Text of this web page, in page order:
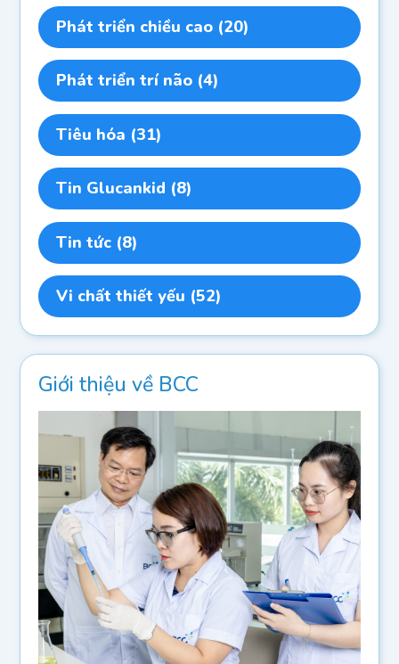
Phát triển chiều cao (20)
Phát triển trí não (4)
Tiêu hóa (31)
Tin Glucankid (8)
Tin tức (8)
Vi chất thiết yếu (52)
Giới thiệu về BCC